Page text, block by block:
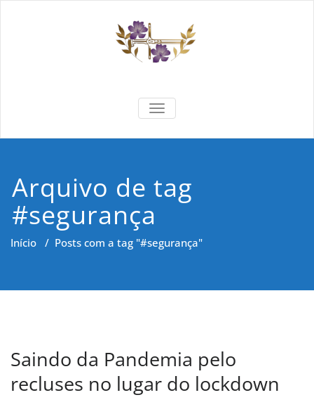
Saber
Cidadania e Dignidade Humana
TOGGLE NAVIGATION
Arquivo de tag
#segurança
Início / Posts com a tag "#segurança"
Saindo da Pandemia pelo
recluses no lugar do lockdown